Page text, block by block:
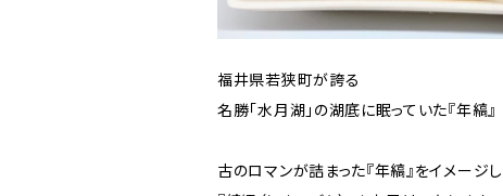
福井県若狭町が誇る
名勝「水月湖」の湖底に眠っていた『年縞』
古のロマンが詰まった『年縞』をイメージ